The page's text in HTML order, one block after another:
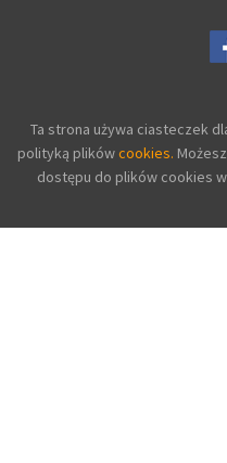
Ta strona używa ciasteczek
polityką plikówcookies.
dostępu do plików cookies